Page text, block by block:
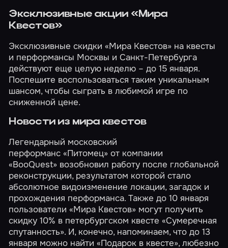
Эксклюзивные акции «Мира
Квестов»
Эксклюзивные скидки «Мира Квестов» на квесты
и перформансы Москвы иСанкт-Петербурга
действуют еще целую неделю – до 15 января.
Поспешите воспользоваться таким уникальным
шансом, чтобы сыграть в любимой игре по
сниженной цене.
Новости из мира квестов
Легендарный московский
перформанс«Питомец» от компании
«BooQuest» возобновил работу после глобальной
реконструкции, результатом которой стало
абсолютное видоизменение локации, загадок и
прохождения перформанса. Также до 10 января
пользователи «Мира Квестов» могут получить
скидку 10% в петербургском квесте«Сумеречная
спутанность». И, конечно, напоминаем, что до 13
января можно найти«Подарок в квесте», любезно